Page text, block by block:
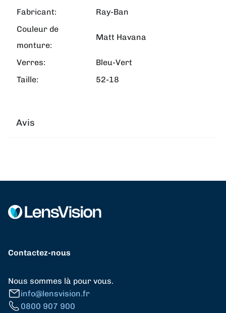
Fabricant:
Ray-Ban
Couleur de
monture:
Matt Havana
Verres:
Bleu-Vert
Taille:
52-18
Avis
Contactez-nous
Nous sommes là pour vous.
info@lensvision.fr
0800 907 900